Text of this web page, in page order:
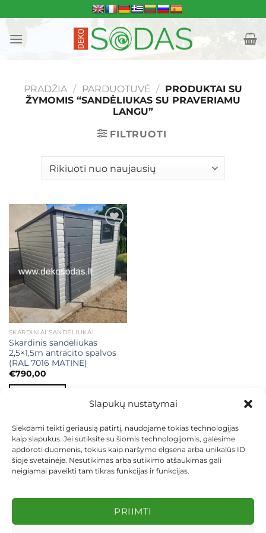
Slapukų nustatymai
Siekdami teikti geriausią patirtį, naudojame tokias technologijas
kaip slapukus. Jei sutiksite su šiomis technologijomis, galėsime
apdoroti duomenis, tokius kaip naršymo elgsena arba unikalūs ID
šioje svetainėje. Nesutikimas arba sutikimo atšaukimas gali
neigiamai paveikti tam tikras funkcijas ir funkcijas.
PRIIMTI
to
content
PRADŽIA / PARDUOTUVĖ / PRODUKTAI SU
ŽYMOMIS “SANDĖLIUKAS SU PRAVERIAMU
LANGU”
FILTRUOTI
Mėgstamiausias
SKARDINIAI SANDĖLIUKAI
Skardinis sandėliukas
2,5×1,5m antracito spalvos
(RAL 7016 MATINĖ)
€790,00
KEITIMAS IR GRĄŽINIMAS
PRIVATUMO POLITIKA
Visos teisės saugomos 2026 ©dekosodas.lt